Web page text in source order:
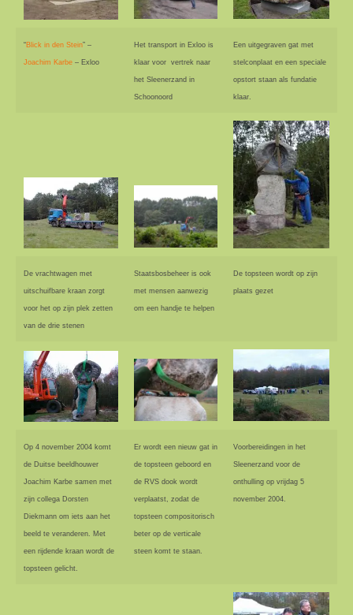
“Blick in den Stein” –
Joachim Karbe – Exloo
Het transport in Exloo is
klaar voor vertrek naar
het Sleenerzand in
Schoonoord
Een uitgegraven gat met
stelconplaat en een speciale
opstort staan als fundatie
klaar.
De vrachtwagen met
uitschuifbare kraan zorgt
voor het op zijn plek zetten
van de drie stenen
Staatsbosbeheer is ook
met mensen aanwezig
om een handje te helpen
De topsteen wordt op zijn
plaats gezet
Op 4 november 2004 komt
de Duitse beeldhouwer
Joachim Karbe samen met
zijn collega Dorsten
Diekmann om iets aan het
beeld te veranderen. Met
een rijdende kraan wordt de
topsteen gelicht.
Er wordt een nieuw gat in
de topsteen geboord en
de RVS dook wordt
verplaatst, zodat de
topsteen compositorisch
beter op de verticale
steen komt te staan.
Voorbereidingen in het
Sleenerzand voor de
onthulling op vrijdag 5
november 2004.